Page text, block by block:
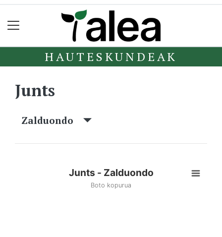
HAUTESKUNDEAK
Junts
Zalduondo
Junts - Zalduondo
Boto kopurua